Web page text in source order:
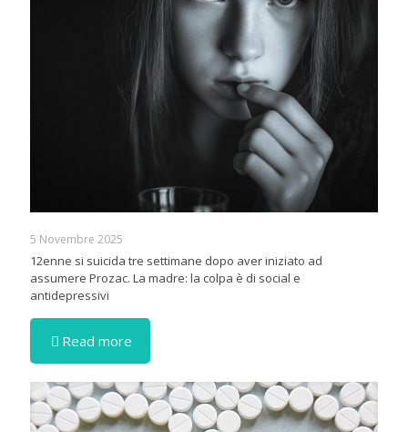
5 Novembre 2025
12enne si suicida tre settimane dopo aver iniziato ad
assumere Prozac. La madre: la colpa è di social e
antidepressivi
Read more